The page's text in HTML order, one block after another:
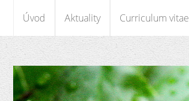
Úvod Aktuality Curriculum vitae